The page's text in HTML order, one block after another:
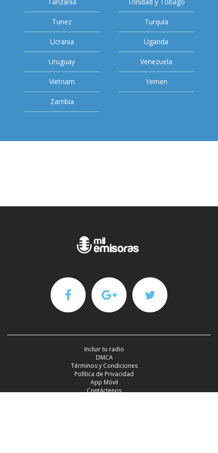
Tunez Turquía
Ucrania Uganda
Uruguay Venezuela
Vietnam Yemen
Zambia
Incluir tu radio
DMCA
Términos y Condiciones
Política de Privacidad
App Móvil
Contáctenos